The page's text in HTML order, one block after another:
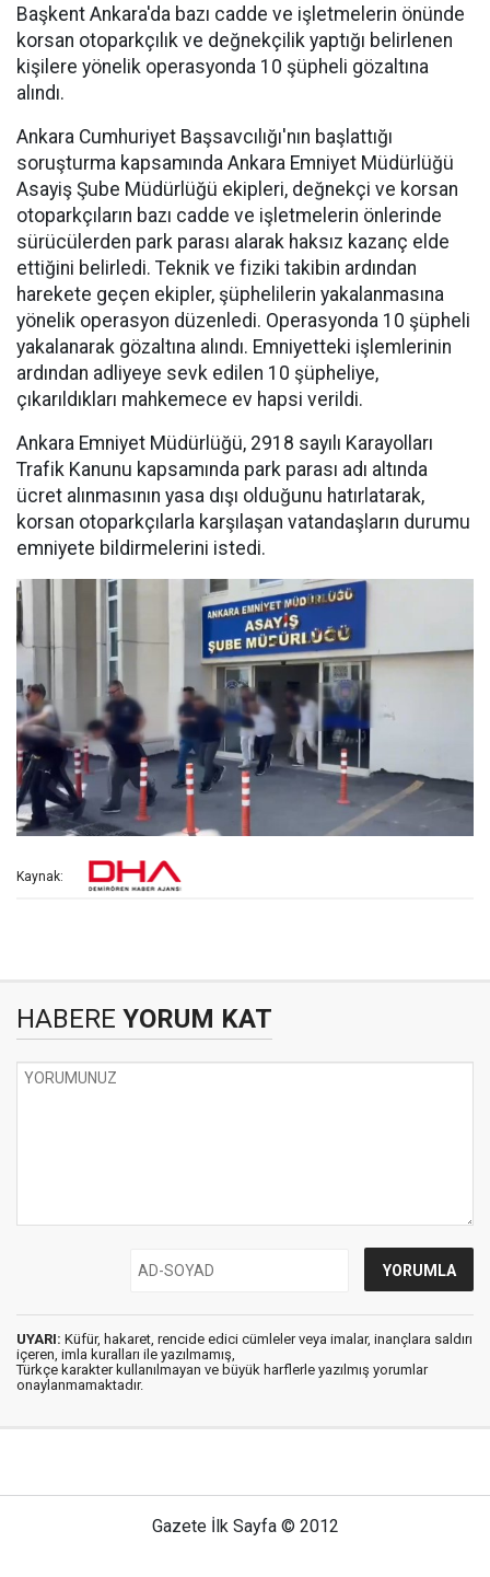
Başkent Ankara'da bazı cadde ve işletmelerin önünde
korsan otoparkçılık ve değnekçilik yaptığı belirlenen
kişilere yönelik operasyonda 10 şüpheli gözaltına
alındı.
Ankara Cumhuriyet Başsavcılığı'nın başlattığı
soruşturma kapsamında Ankara Emniyet Müdürlüğü
Asayiş Şube Müdürlüğü ekipleri, değnekçi ve korsan
otoparkçıların bazı cadde ve işletmelerin önlerinde
sürücülerden park parası alarak haksız kazanç elde
ettiğini belirledi. Teknik ve fiziki takibin ardından
harekete geçen ekipler, şüphelilerin yakalanmasına
yönelik operasyon düzenledi. Operasyonda 10 şüpheli
yakalanarak gözaltına alındı. Emniyetteki işlemlerinin
ardından adliyeye sevk edilen 10 şüpheliye,
çıkarıldıkları mahkemece ev hapsi verildi.
Ankara Emniyet Müdürlüğü, 2918 sayılı Karayolları
Trafik Kanunu kapsamında park parası adı altında
ücret alınmasının yasa dışı olduğunu hatırlatarak,
korsan otoparkçılarla karşılaşan vatandaşların durumu
emniyete bildirmelerini istedi.
Kaynak:
HABERE YORUM KAT
UYARI: Küfür, hakaret, rencide edici cümleler veya imalar, inançlara saldırı
içeren, imla kuralları ile yazılmamış,
Türkçe karakter kullanılmayan ve büyük harflerle yazılmış yorumlar
onaylanmamaktadır.
Gazete İlk Sayfa © 2012